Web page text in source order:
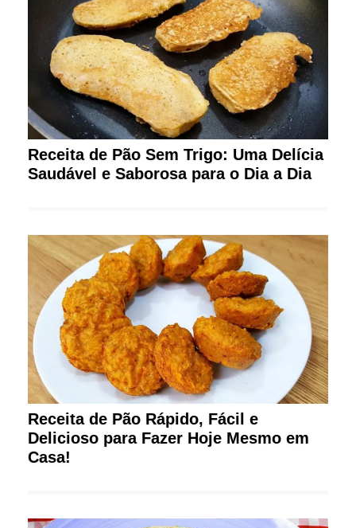
Receita de Pão Sem Trigo: Uma Delícia
Saudável e Saborosa para o Dia a Dia
Receita de Pão Rápido, Fácil e
Delicioso para Fazer Hoje Mesmo em
Casa!